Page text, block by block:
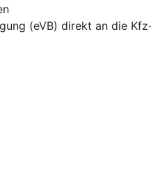
(eVB) direkt an die